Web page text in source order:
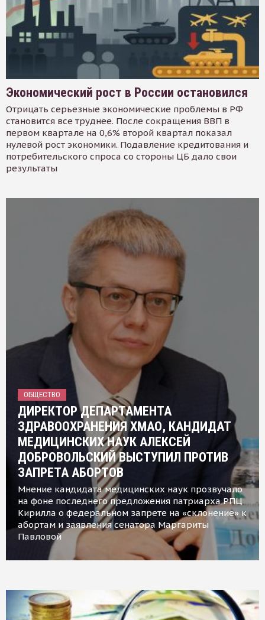
Экономический рост в России остановился
Отрицать серьезные экономические проблемы в РФ
становится все труднее. После сокращения ВВП в
первом квартале на 0,6% второй квартал показал
нулевой рост экономики. Подавление кредитования и
потребительского спроса со стороны ЦБ дало свои
результаты
ОБЩЕСТВО
ДИРЕКТОР ДЕПАРТАМЕНТА
ЗДРАВООХРАНЕНИЯ ХМАО, КАНДИДАТ
МЕДИЦИНСКИХ НАУК АЛЕКСЕЙ
ДОБРОВОЛЬСКИЙ ВЫСТУПИЛ ПРОТИВ
ЗАПРЕТА АБОРТОВ
Мнение кандидата медицинских наук прозвучало
на фоне последнего предложения патриарха РПЦ
Кирилла о федеральном запрете на «склонение» к
абортам и заявления сенатора Маргариты
Павловой